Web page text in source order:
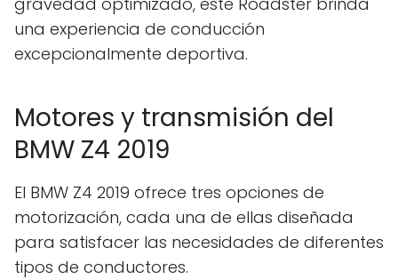
una experiencia de conducción
excepcionalmente deportiva.
Motores y transmisión del
BMW Z4 2019
El BMW Z4 2019 ofrece tres opciones de
motorización, cada una de ellas diseñada
para satisfacer las necesidades de diferentes
tipos de conductores.